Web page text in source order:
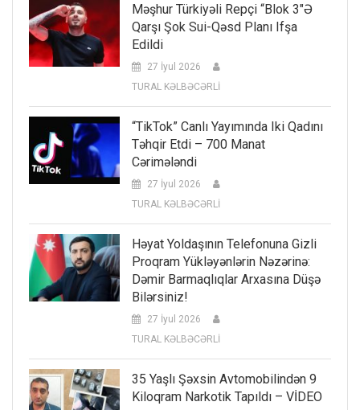
Məşhur Türkiyəli Repçi “Blok 3″ə
Qarşı Şok Sui-Qəsd Planı Ifşa
Edildi
27 İyul 2026
TURAL KƏLBƏCƏRLİ
“TikTok” Canlı Yayımında Iki Qadını
Təhqir Etdi – 700 Manat
Cərimələndi
27 İyul 2026
TURAL KƏLBƏCƏRLİ
Həyat Yoldaşının Telefonuna Gizli
Proqram Yükləyənlərin Nəzərinə:
Dəmir Barmaqlıqlar Arxasına Düşə
Bilərsiniz!
27 İyul 2026
TURAL KƏLBƏCƏRLİ
35 Yaşlı Şəxsin Avtomobilindən 9
Kiloqram Narkotik Tapıldı – VİDEO